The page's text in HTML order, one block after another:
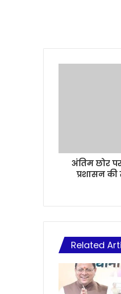
अंतिम छोर
प्रशासन
Related